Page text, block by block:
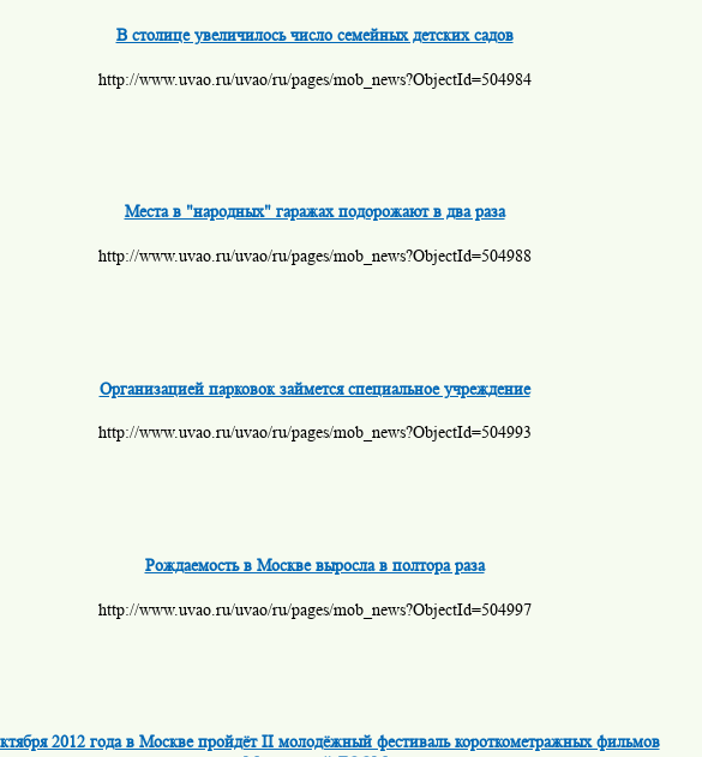
В столице увеличилось число семейных детских садов
http://www.uvao.ru/uvao/ru/pages/mob_news?ObjectId=504984
Места в "народных" гаражах подорожают в два раза
http://www.uvao.ru/uvao/ru/pages/mob_news?ObjectId=504988
Организацией парковок займется специальное учреждение
http://www.uvao.ru/uvao/ru/pages/mob_news?ObjectId=504993
Рождаемость в Москве выросла в полтора раза
http://www.uvao.ru/uvao/ru/pages/mob_news?ObjectId=504997
2012 года в Москве пройдёт II молодёжный фестиваль короткометражных фильмов